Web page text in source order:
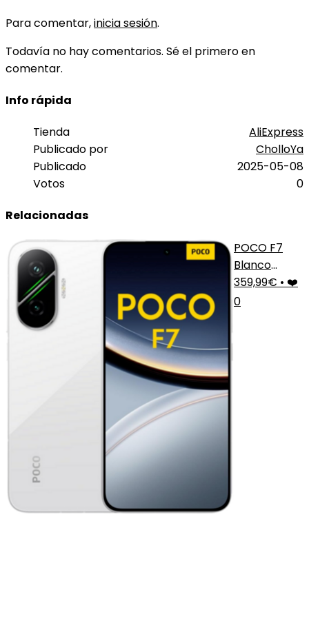
Para comentar,inicia sesión.
Todavía no hay comentarios. Sé el primero en
comentar.
Info rápida
Tienda
AliExpress
Publicado por
CholloYa
Publicado
2025-05-08
Votos
0
Relacionadas
POCO F7
Blanco
Premium
359,99€ • ❤️
0